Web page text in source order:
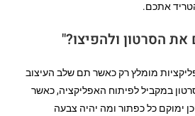
אתכם.
מומלץ רק כאשר תם שלב העיצוב
במקביל לפיתוח האפליקציה, כאשר
ימוקם כל כפתור ומה יהיה צבעה